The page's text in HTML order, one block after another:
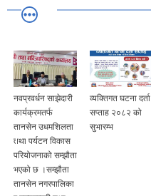
नवप्रवर्धन साझेदारी
कार्यक्रमतर्फ
तानसेन उधमशिलता
तथा पर्यटन विकास
परियोजनाको सम्झौता
भएको छ ।सम्झौता
तानसेन नगरपालिका
व्यक्तिगत घटना दर्ता
सप्ताह २०८२ को
सुभारम्भ